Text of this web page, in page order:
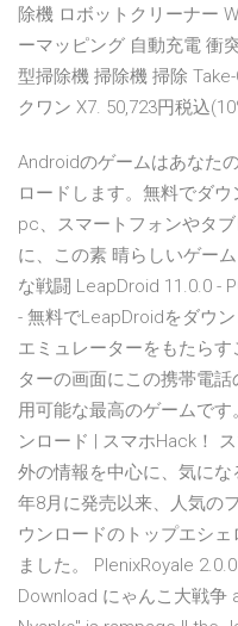
除機 ロボットクリーナー
ーマッピング 自動充電 衝
型掃除機 掃除機 掃除
クワン X7. 50,723円税込
Androidのゲームはあなた
ロードします。無料でダウ
pc、スマートフォンやタ
に、この素 晴らしいゲー
な戦闘 LeapDroid 11.0.0 -
- 無料でLeapDroidをダウ
エミュレーターをもたら
ターの画面にこの携帯電
用可能な最高のゲームで
ンロード | スマホHack！
外の情報を中心に、気に
年8月に発売以来、人気の
ウンロードのトップエシ
ました。 PlenixRoyale
Download にゃんこ大戦争